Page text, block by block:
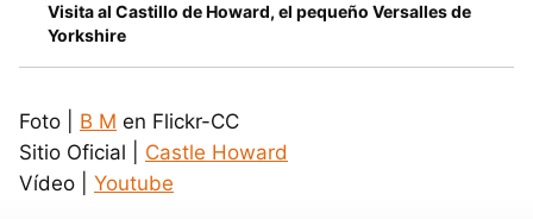
Visita al Castillo de Howard, el pequeño Versalles de
Yorkshire
Foto | B M en Flickr-CC
Sitio Oficial | Castle Howard
Vídeo | Youtube